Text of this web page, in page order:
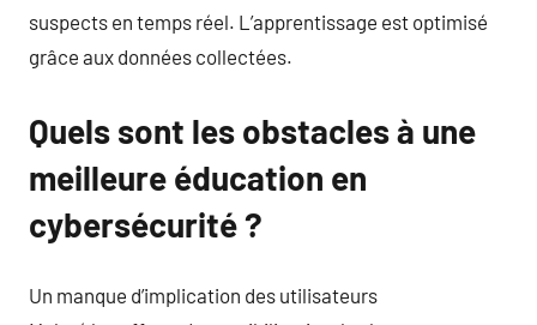
suspects en temps réel. L’apprentissage est optimisé
grâce aux données collectées.
Quels sont les obstacles à une
meilleure éducation en
cybersécurité ?
Un manque d’implication des utilisateurs